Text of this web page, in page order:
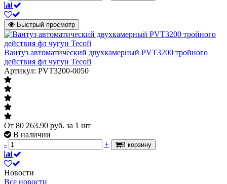
Гарантийный срок со дня производства
товара.
Диаметр
Диаметр
Характеризует условный диаметр
присоединяемого трубопровода
Ду 25
Давление
Сторона подключения
Артикул
Максимальная температура
Строительная длина
Быстрый просмотр
Вантуз автоматический двухкамерный PVT3200 тройного
действия фл чугун Tecofi
Артикул: PVT3200-0050
От 80 263.90 руб. за 1 шт
В наличии
-
+ В корзину
Новости
Все новости